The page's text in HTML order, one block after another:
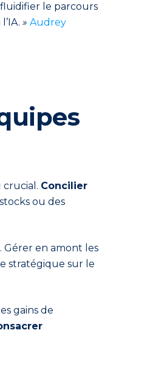
le parcours
» Audrey
crucial. Concilier
ou des
en amont les
stratégique sur le
gains de